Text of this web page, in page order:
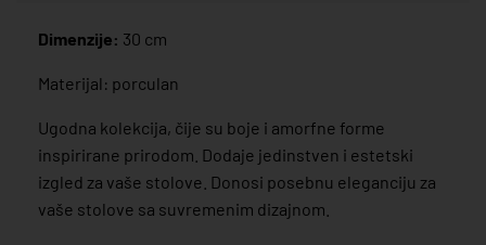
Dimenzije: 30 cm
Materijal: porculan
Ugodna kolekcija, čije su boje i amorfne forme
inspirirane prirodom. Dodaje jedinstven i estetski
izgled za vaše stolove. Donosi posebnu eleganciju za
vaše stolove sa suvremenim dizajnom.